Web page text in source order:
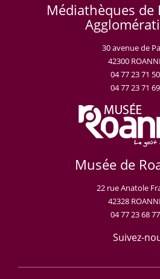
Médiathèques de
30 avenue de
42300
04 77 23 71 50
04 77 23 71 69
Musée de
22 rue Anatole
42328
04 77 23 68 77
Suivez-